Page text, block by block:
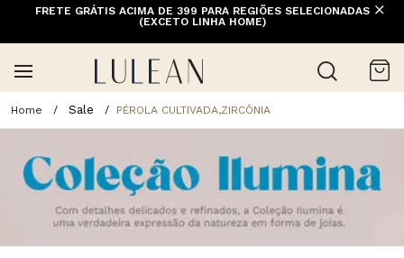
FRETE GRÁTIS ACIMA DE 399 PARA REGIÕES SELECIONADAS
(EXCETO LINHA HOME)
Sale PÉROLA CULTIVADA,ZIRCÔNIA